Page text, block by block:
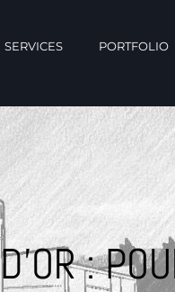
SERVICES PORTFOLIO
: